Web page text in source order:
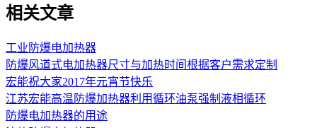
相关文章
工业防爆电加热器
防爆风道式电加热器尺寸与加热时间根据客户需求定制
宏能祝大家2017年元宵节快乐
江苏宏能高温防爆加热器利用循环油泵强制液相循环
防爆电加热器的用途